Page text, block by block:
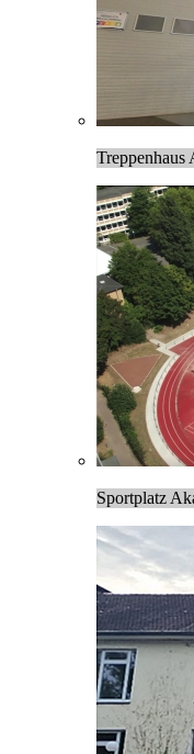
Treppenhaus
Sportplatz